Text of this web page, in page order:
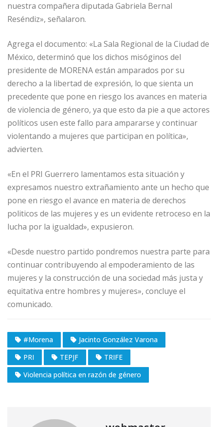
nuestra compañera diputada Gabriela Bernal
Reséndiz», señalaron.
Agrega el documento: «La Sala Regional de la Ciudad de
México, determinó que los dichos misóginos del
presidente de MORENA están amparados por su
derecho a la libertad de expresión, lo que sienta un
precedente que pone en riesgo los avances en materia
de violencia de género, ya que esto da pie a que actores
políticos usen este fallo para ampararse y continuar
violentando a mujeres que participan en política»,
advierten.
«En el PRI Guerrero lamentamos esta situación y
expresamos nuestro extrañamiento ante un hecho que
pone en riesgo el avance en materia de derechos
politicos de las mujeres y es un evidente retroceso en la
lucha por la igualdad», expusieron.
«Desde nuestro partido pondremos nuestra parte para
continuar contribuyendo al empoderamiento de las
mujeres y la construcción de una sociedad más justa y
equitativa entre hombres y mujeres», concluye el
comunicado.
#Morena
Jacinto González Varona
PRI
TEPJF
TRIFE
Violencia política en razón de género